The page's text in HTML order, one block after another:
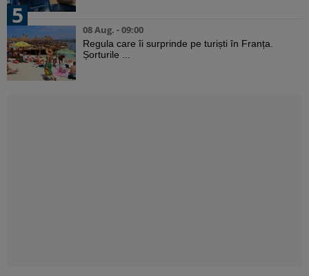
5
08 Aug. - 09:00
Regula care îi surprinde pe turiști în Franța.
Șorturile ...